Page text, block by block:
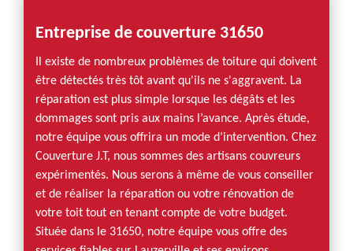
Entreprise de couverture 31650
Il existe de nombreux problèmes de toiture qui doivent
être détectés très tôt avant qu'ils ne s'aggravent. La
réparation est plus simple lorsque les dégâts et les
dommages sont pris aux mains l’avance. Après étude,
notre équipe vous offrira un mode d’intervention. Chez
Couverture J.T, nous sommes des artisans couvreurs
expérimentés. Nous serons à même de vous conseiller
et de réaliser la réparation ou votre rénovation de
votre toit tout en tenant compte de votre budget.
Située dans le 31650, notre équipe vous offre des